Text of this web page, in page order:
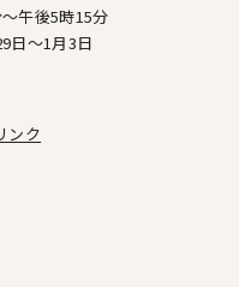
午後5時15分
日～1月3日
ンク